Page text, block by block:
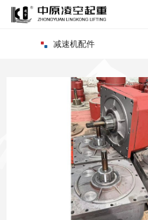
网站首页
关于我们 减速机配件